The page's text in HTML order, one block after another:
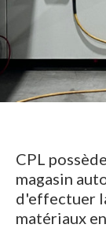
CPL
magasin
d'effectuer
matériaux